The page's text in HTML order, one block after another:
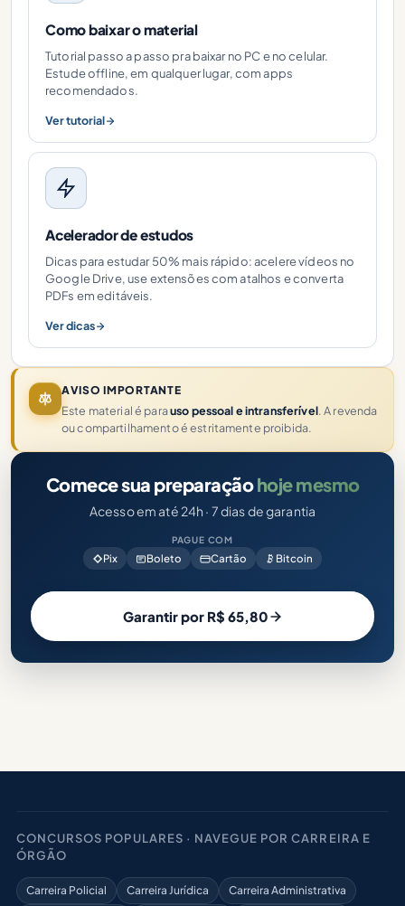
Como baixar o material
Tutorial passo a passo pra baixar no PC e no celular.
Estude offline, em qualquer lugar, com apps
recomendados.
Ver tutorial
Acelerador de estudos
Dicas para estudar 50% mais rápido: acelere vídeos no
Google Drive, use extensões com atalhos e converta
PDFs em editáveis.
Ver dicas
AVISO IMPORTANTE
Este material é parauso pessoal e intransferível. A revenda
ou compartilhamento é estritamente proibida.
Comece sua preparaçãohoje mesmo
Acesso em até 24h · 7 dias de garantia
PAGUE COM
Pix Boleto Cartão Bitcoin
Garantir por R$ 65,80
CONCURSOS POPULARES · NAVEGUE POR CARREIRA E
ÓRGÃO
Carreira Policial Carreira Jurídica
Carreira Administrativa